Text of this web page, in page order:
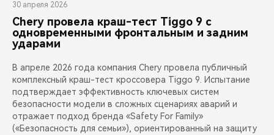
30 апреля 2026
Chery провела краш-тест Tiggo 9 с
одновременными фронтальным и задним
ударами
В апреле 2026 года компания Chery провела публичный
комплексный краш-тест кроссовера Tiggo 9. Испытание
подтверждает эффективность ключевых систем
безопасности модели в сложных сценариях аварий и
отражает подход бренда «Safety For Family»
(«Безопасность для семьи»), ориентированный на защиту